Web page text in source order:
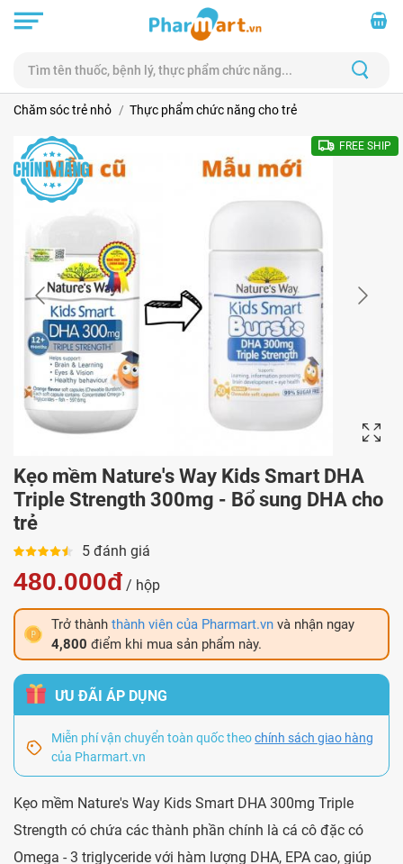
Chăm sóc trẻ nhỏ Thực phẩm chức năng cho trẻ
FREE SHIP
Kẹo mềm Nature's Way Kids Smart DHA
Triple Strength 300mg - Bổ sung DHA cho
trẻ
5 đánh giá
480.000đ / hộp
Trở thành thành viên của Pharmart.vn và nhận ngay
4,800 điểm khi mua sản phẩm này.
ƯU ĐÃI ÁP DỤNG
Miễn phí vận chuyển toàn quốc theochính sách giao hàng
của Pharmart.vn
Kẹo mềm Nature's Way Kids Smart DHA 300mg Triple
Strength có chứa các thành phần chính là cá cô đặc có
Omega - 3 triglyceride với hàm lượng DHA, EPA cao, giúp